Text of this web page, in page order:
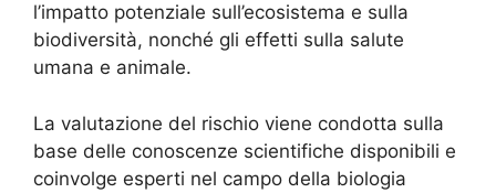
l’impatto potenziale sull’ecosistema e sulla
biodiversità, nonché gli effetti sulla salute
umana e animale.
La valutazione del rischio viene condotta sulla
base delle conoscenze scientifiche disponibili e
coinvolge esperti nel campo della biologia